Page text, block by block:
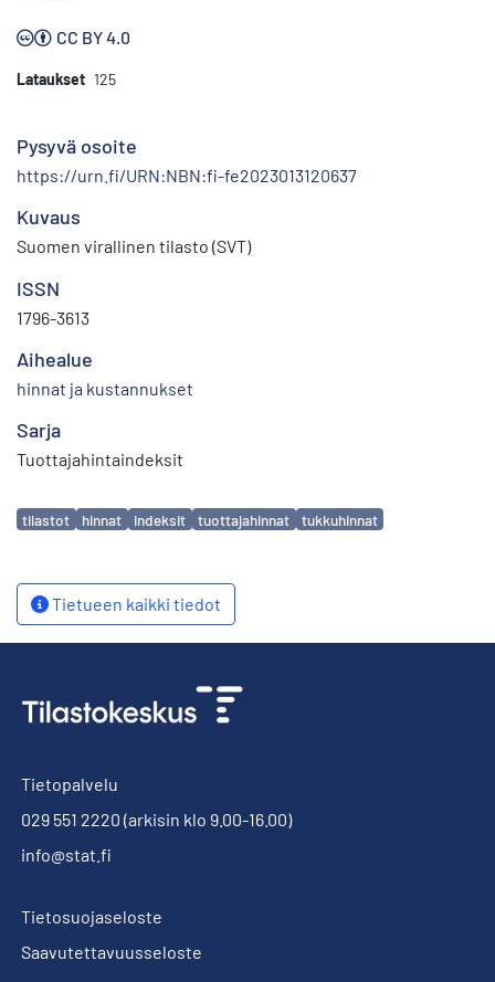
CC BY 4.0
Lataukset 125
Pysyvä osoite
https://urn.fi/URN:NBN:fi-fe2023013120637
Kuvaus
Suomen virallinen tilasto (SVT)
ISSN
1796-3613
Aihealue
hinnat ja kustannukset
Sarja
Tuottajahintaindeksit
Avainsanat
tilastot hinnat indeksit tuottajahinnat tukkuhinnat
Tietueen kaikki tiedot
Tietopalvelu
029 551 2220 (arkisin klo 9.00-16.00)
info@stat.fi
Tietosuojaseloste
Saavutettavuusseloste